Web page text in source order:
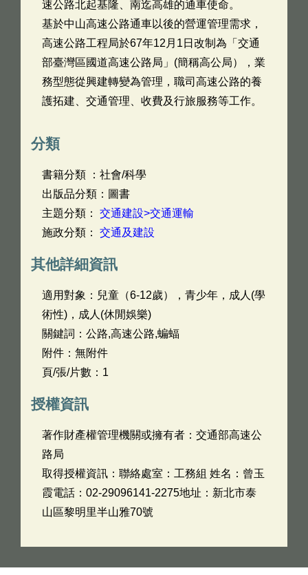
速公路北起基隆、南迄高雄的通車使命。
基於中山高速公路通車以後的營運管理需求，
高速公路工程局於67年12月1日改制為「交通
部臺灣區國道高速公路局」(簡稱高公局），業
務型態從興建轉變為管理，職司高速公路的養
護拓建、交通管理、收費及行旅服務等工作。
分類
書籍分類 ：社會/科學
出版品分類：圖書
主題分類： 交通建設>交通運輸
施政分類： 交通及建設
其他詳細資訊
適用對象：兒童（6-12歲），青少年，成人(學
術性)，成人(休閒娛樂)
關鍵詞：公路,高速公路,蝙蝠
附件：無附件
頁/張/片數：1
授權資訊
著作財產權管理機關或擁有者：交通部高速公
路局
取得授權資訊：聯絡處室：工務組 姓名：曾玉
霞電話：02-29096141-2275地址：新北市泰
山區黎明里半山雅70號